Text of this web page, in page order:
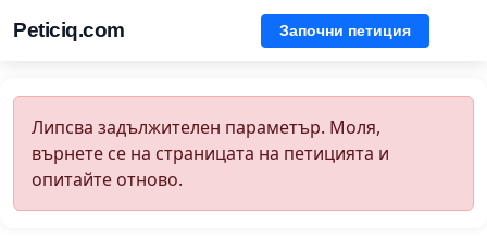
Peticiq.com Започни петиция
Липсва задължителен параметър. Моля,
върнете се на страницата на петицията и
опитайте отново.